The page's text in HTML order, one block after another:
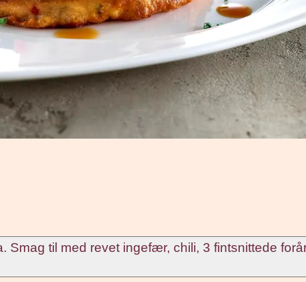
til med revet ingefær, chili, 3 fintsnittede